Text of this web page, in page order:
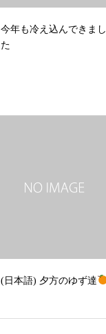
今年も冷え込んできまし
た
(日本語) 夕方のゆず達